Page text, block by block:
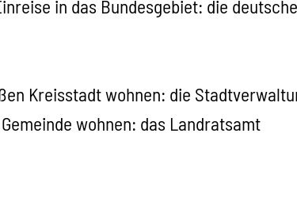
in das Bundesgebiet: die
Kreisstadt wohnen: die
wohnen: das Landratsamt